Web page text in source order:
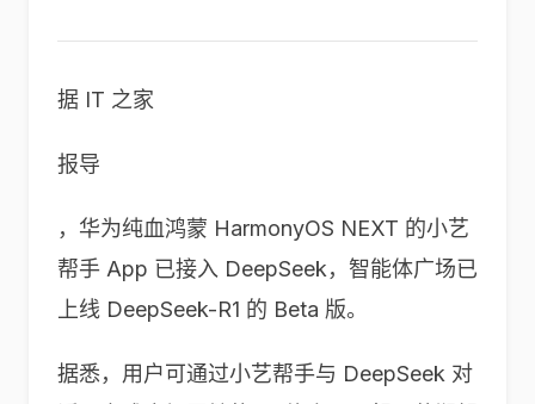
据 IT 之家
报导
，华为纯血鸿蒙 HarmonyOS NEXT 的小艺
帮手 App 已接入 DeepSeek，智能体广场已
上线 DeepSeek-R1 的 Beta 版。
据悉，用户可通过小艺帮手与 DeepSeek 对